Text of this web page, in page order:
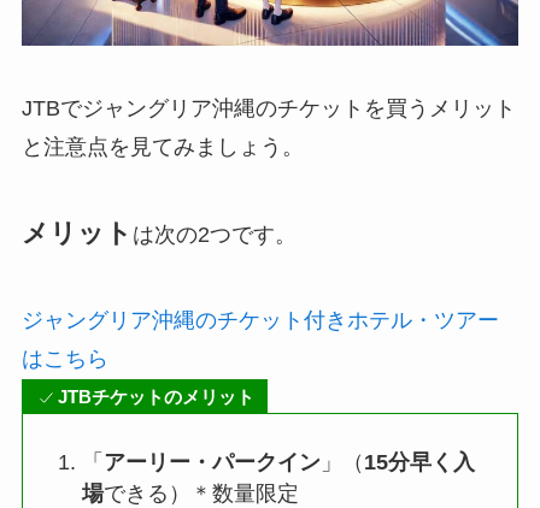
JTBでジャングリア沖縄のチケットを買うメリット
と注意点を見てみましょう。
メリット は次の2つです。
ジャングリア沖縄のチケット付きホテル・ツアー
はこちら
JTBチケットのメリット
「 アーリー・パークイン 」（ 15分早く入
場できる）＊数量限定